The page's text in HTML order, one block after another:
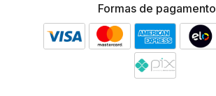
Formas de pagamento